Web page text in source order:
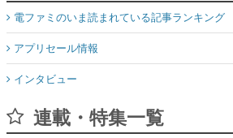
電ファミのいま読まれている記事ランキング
アプリセール情報
インタビュー
連載・特集一覧